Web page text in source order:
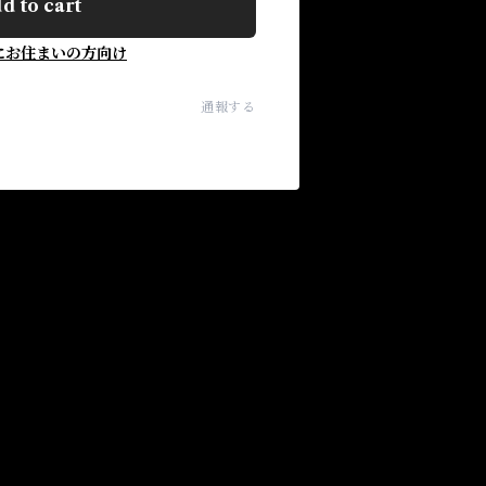
to cart
お住まいの方向け
通報する